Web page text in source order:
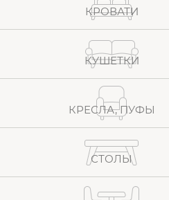
КРОВАТИ
КУШЕТКИ
КРЕСЛА, ПУФЫ
СТОЛЫ